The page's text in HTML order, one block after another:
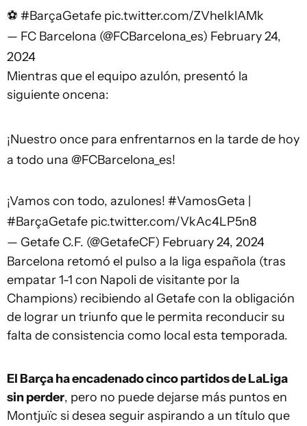
⚽ #BarçaGetafe pic.twitter.com/ZVheIklAMk
— FC Barcelona (@FCBarcelona_es) February 24,
2024
Mientras que el equipo azulón, presentó la
siguiente oncena:
¡Nuestro once para enfrentarnos en la tarde de hoy
a todo una @FCBarcelona_es!
¡Vamos con todo, azulones! #VamosGeta
#BarçaGetafe pic.twitter.com/VkAc4LP5n8
— Getafe C.F. (@GetafeCF) February 24, 2024
Barcelona retomó el pulso a la liga española (tras
empatar 1-1 con Napoli de visitante por la
Champions) recibiendo al Getafe con la obligación
de lograr un triunfo que le permita reconducir su
falta de consistencia como local esta temporada.
El Barça ha encadenado cinco partidos de LaLiga
sin perder, pero no puede dejarse más puntos en
Montjuïc si desea seguir aspirando a un título que